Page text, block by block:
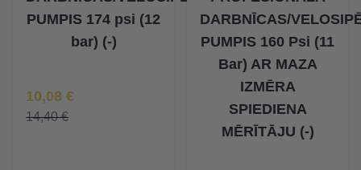
PUMPIS 174 psi (12
bar) (-)
Īpaša Cena
10,08 €
14,40 €
DARBNĪCAS/
PUMPIS 160 Psi (11
Bar) AR MAZA
IZMĒRA
SPIEDIENA
MĒRĪTĀJU (-)